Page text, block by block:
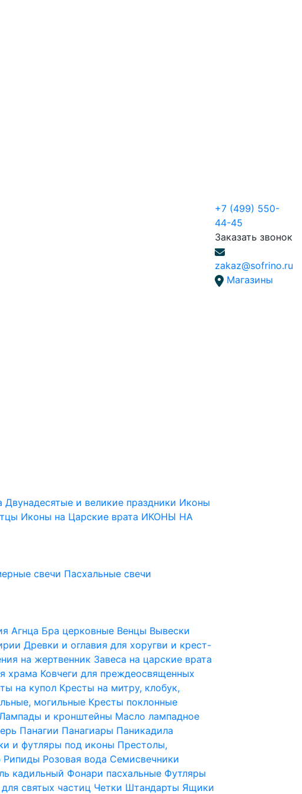
Двунадесятые и великие праздники Иконы
Иконы на Царские врата ИКОНЫ НА
свечи Пасхальные свечи
Агнца Бра церковные Венцы Вывески
Древки и оглавия для хоругви и крест-
на жертвенник Завеса на царские врата
храма Ковчеги для преждеосвященных
на купол Кресты на митру, клобук,
могильные Кресты поклонные
и кронштейны Масло лампадное
Панагии Панагиары Паникадила
и футляры под иконы Престолы,
Рипиды Розовая вода Семисвечники
кадильный Фонари пасхальные Футляры
святых частиц Четки Штандарты Ящики
+7 (499) 550-
44-45
Заказать звонок
zakaz@sofrino.ru
Магазины